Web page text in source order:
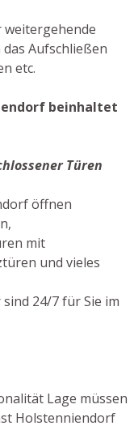
Aufschließen
etc.
beinhaltet
Türen
öffnen
mit
und vieles
24/7 für Sie im
Lage müssen
Holstenniendorf